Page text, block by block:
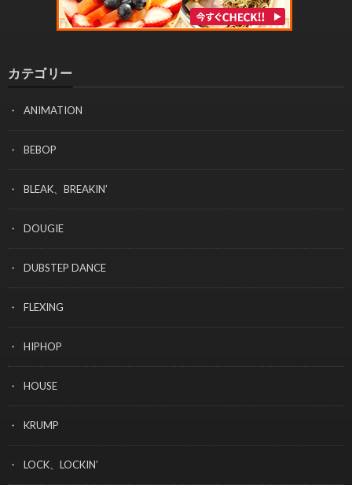
カテゴリー
ANIMATION
BEBOP
BLEAK、BREAKIN’
DOUGIE
DUBSTEP DANCE
FLEXING
HIPHOP
HOUSE
KRUMP
LOCK、LOCKIN’